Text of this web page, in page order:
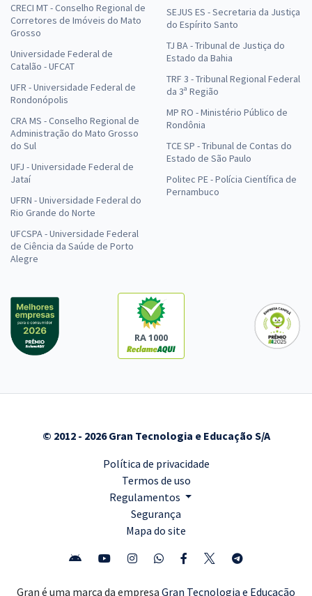
CRECI MT - Conselho Regional de
Corretores de Imóveis do Mato
Grosso
Universidade Federal de
Catalão - UFCAT
UFR - Universidade Federal de
Rondonópolis
CRA MS - Conselho Regional de
Administração do Mato Grosso
do Sul
UFJ - Universidade Federal de
Jataí
UFRN - Universidade Federal do
Rio Grande do Norte
UFCSPA - Universidade Federal
de Ciência da Saúde de Porto
Alegre
SEJUS ES - Secretaria da Justiça
do Espírito Santo
TJ BA - Tribunal de Justiça do
Estado da Bahia
TRF 3 - Tribunal Regional Federal
da 3ª Região
MP RO - Ministério Público de
Rondônia
TCE SP - Tribunal de Contas do
Estado de São Paulo
Politec PE - Polícia Científica de
Pernambuco
RA 1000
© 2012 - 2026 Gran Tecnologia e Educação S/A
Política de privacidade
Termos de uso
Regulamentos
Segurança
Mapa do site
Gran é uma marca da empresa Gran Tecnologia e Educação